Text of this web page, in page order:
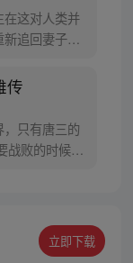
，联邦研究所
一名蓝发青
在这对人类并
追回妻子。
，斗罗大陆
传
，只有唐三的
战败的时候，
立即下载